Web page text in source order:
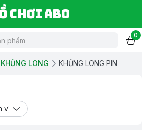
chơi ABO
0
LONG KHỦNG LONG PIN
vị